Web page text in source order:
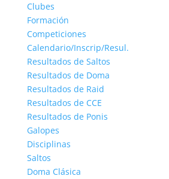
Clubes
Formación
Competiciones
Calendario/Inscrip/Resul.
Resultados de Saltos
Resultados de Doma
Resultados de Raid
Resultados de CCE
Resultados de Ponis
Galopes
Disciplinas
Saltos
Doma Clásica